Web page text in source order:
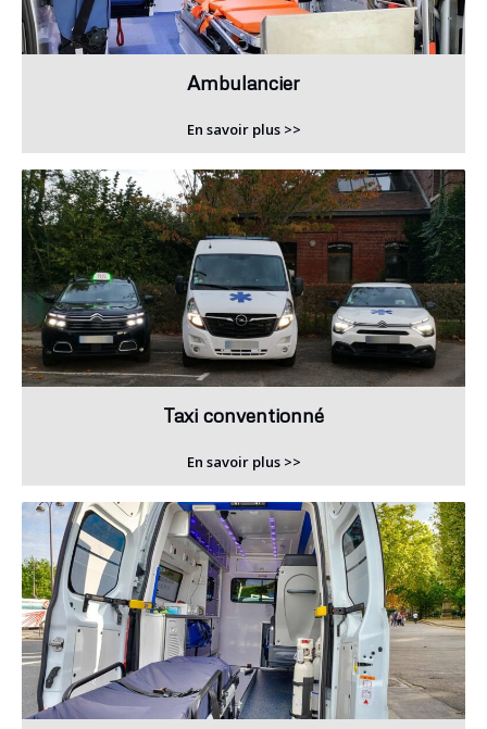
Ambulancier
En savoir plus >>
Taxi conventionné
En savoir plus >>